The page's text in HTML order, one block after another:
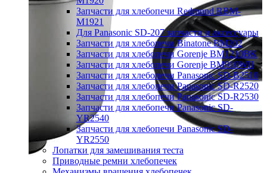
Запчасти для хлебопечи Redmond RBM-
M1921
Для Panasonic SD-207 запчасти и аксессуары
Запчасти для хлебопечи Binatone BM202
Запчасти для хлебопечи Gorenje BM1210BK
Запчасти для хлебопечи Gorenje BM910WII
Запчасти для хлебопечи Panasonic SD-B2510
Запчасти для хлебопечи Panasonic SD-R2520
Запчасти для хлебопечи Panasonic SD-R2530
Запчасти для хлебопечи Panasonic SD-
YR2540
Запчасти для хлебопечи Panasonic SD-
YR2550
Лопатки для замешивания теста
Приводные ремни хлебопечек